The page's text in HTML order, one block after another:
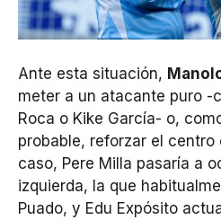
Ante esta situación,
meter a un atacante puro -
Roca o Kike García- o,
probable, reforzar el centro
caso, Pere Milla pasaría a
izquierda, la que
Puado, y Edu Expósito